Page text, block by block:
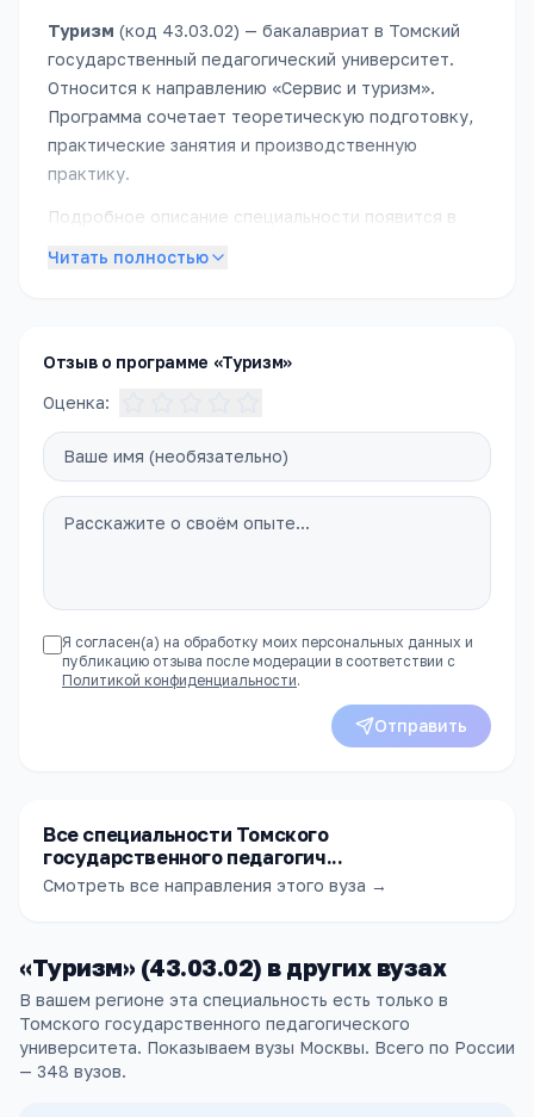
Туризм (код 43.03.02) — бакалавриат в Томский
государственный педагогический университет.
Относится к направлению «Сервис и туризм».
Программа сочетает теоретическую подготовку,
практические занятия и производственную
практику.
Подробное описание специальности появится в
Читать полностью
Отзыв о программе «Туризм»
Оценка:
Я согласен(а) на обработку моих персональных данных и
публикацию отзыва после модерации в соответствии с
Политикой конфиденциальности.
Отправить
Все специальности Томского
государственного педагогич...
Смотреть все направления этого вуза →
«Туризм» (43.03.02) в других вузах
В вашем регионе эта специальность есть только в
Томского государственного педагогического
университета. Показываем вузы Москвы. Всего по России
— 348 вузов.